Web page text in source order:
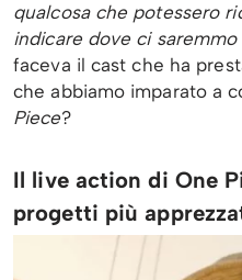
qualcosa che potessero
indicare dove ci
faceva il cast che ha
che abbiamo imparato a
Piece?
Il live action di One
progetti più